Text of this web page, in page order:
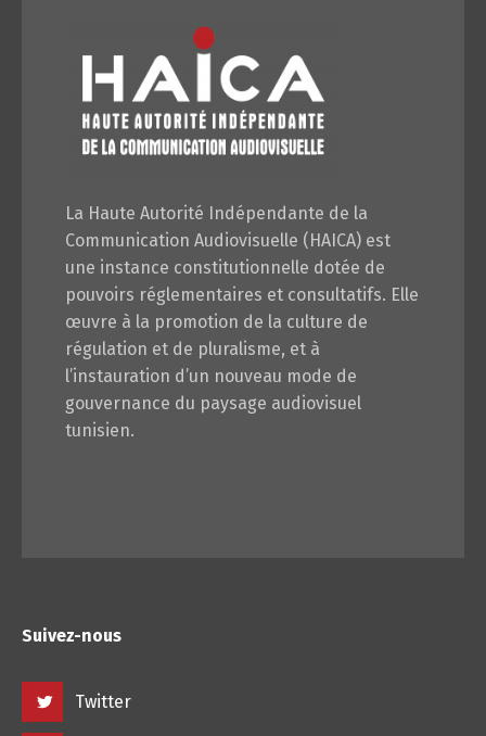
La Haute Autorité Indépendante de la
Communication Audiovisuelle (HAICA) est
une instance constitutionnelle dotée de
pouvoirs réglementaires et consultatifs. Elle
œuvre à la promotion de la culture de
régulation et de pluralisme, et à
l’instauration d’un nouveau mode de
gouvernance du paysage audiovisuel
tunisien.
Suivez-nous
Twitter